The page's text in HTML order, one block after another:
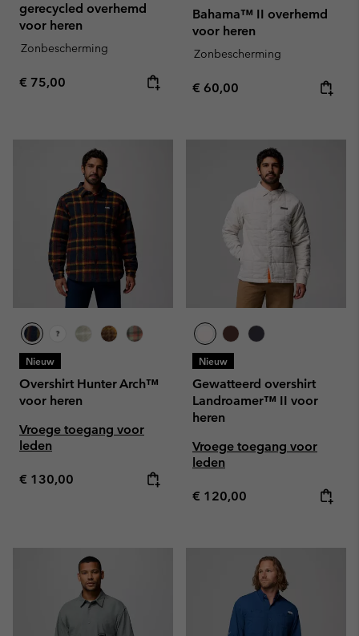
gerecycled overhemd
voor heren
Zonbescherming
Regular price:
€ 75,00
Bahama™ II overhemd
voor heren
Zonbescherming
Regular price:
€ 60,00
Nieuw
Overshirt Hunter Arch™
voor heren
Vroege toegang voor
leden
Regular price:
€ 130,00
Nieuw
Gewatteerd overshirt
Landroamer™ II voor
heren
Vroege toegang voor
leden
Regular price:
€ 120,00